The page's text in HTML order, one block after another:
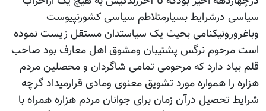
سیاسی درشرایط بسیارمتلاطم سیاسی کشورنپیوست
وباغرورونیکنامی بحیث یک سیاستدان مستقل زیست نموده
است مرحوم نرگس پشتیبان ومشوق اهل معارف بود صاحب
قلم بیاد دارد که مرحومی تمامی شاگردان و محصلین مردم
هزاره را همواره مورد تشویق معنوی ومادی قرارمیداد گرچه
شرایط تحصیل درآن زمان برای جوانان مردم هزاره همراه با